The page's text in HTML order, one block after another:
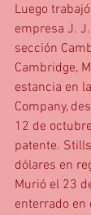
Luego
empresa J.
sección
Cambridge,
estancia en
Company,
12 de
patente.
dólares en
Murió el 23
enterrado en